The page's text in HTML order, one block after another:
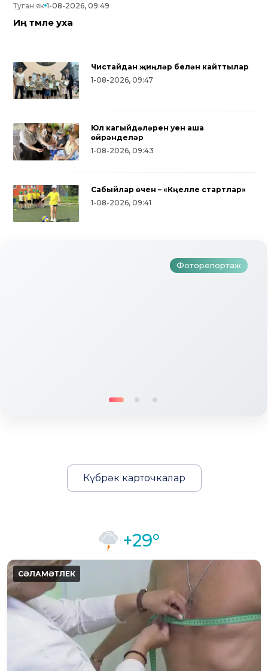
Туган як 1-08-2026, 09:49
Иң тәмле уха
Чистайдан җиңүләр белән кайттылар
1-08-2026, 09:47
Юл кагыйдәләрен уен аша
өйрәнделәр
1-08-2026, 09:43
Сабыйлар өчен – «Күңелле стартлар»
1-08-2026, 09:41
Фоторепортаж
Түбән Кама районында тугызынчы
тапкыр «Авылым хуҗабикәсе»
бәйгесе узды
Күбрәк карточкалар
+29°